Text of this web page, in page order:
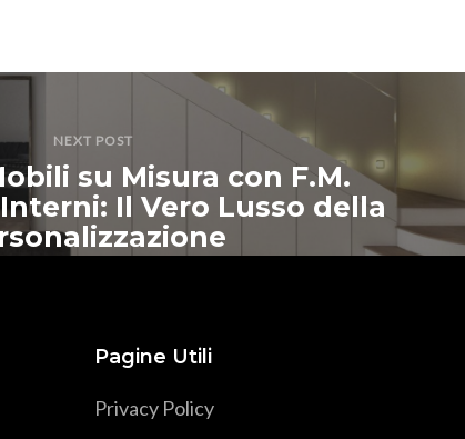
NEXT POST
su Misura con F.M.
Il Vero Lusso della
Pagine Utili
Privacy Policy